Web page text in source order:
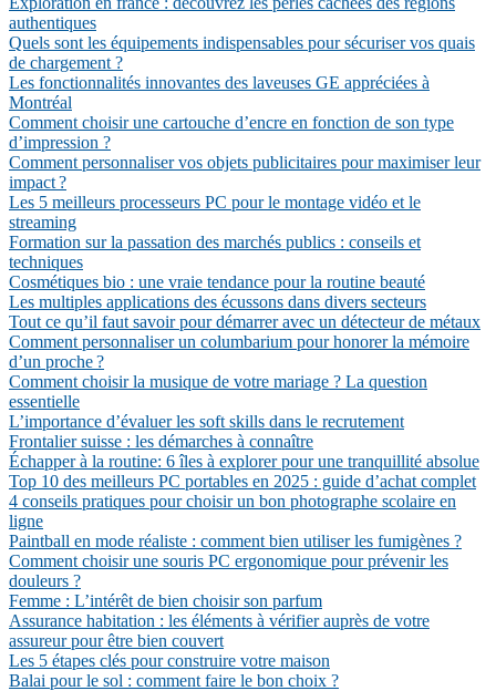
authentiques
Quels sont les équipements indispensables pour sécuriser vos quais
de chargement ?
Les fonctionnalités innovantes des laveuses GE appréciées à
Montréal
Comment choisir une cartouche d’encre en fonction de son type
d’impression ?
Comment personnaliser vos objets publicitaires pour maximiser leur
impact ?
Les 5 meilleurs processeurs PC pour le montage vidéo et le
streaming
Formation sur la passation des marchés publics : conseils et
techniques
Cosmétiques bio : une vraie tendance pour la routine beauté
Les multiples applications des écussons dans divers secteurs
Tout ce qu’il faut savoir pour démarrer avec un détecteur de métaux
Comment personnaliser un columbarium pour honorer la mémoire
d’un proche ?
Comment choisir la musique de votre mariage ? La question
essentielle
L’importance d’évaluer les soft skills dans le recrutement
Frontalier suisse : les démarches à connaître
Échapper à la routine: 6 îles à explorer pour une tranquillité absolue
Top 10 des meilleurs PC portables en 2025 : guide d’achat complet
4 conseils pratiques pour choisir un bon photographe scolaire en
ligne
Paintball en mode réaliste : comment bien utiliser les fumigènes ?
Comment choisir une souris PC ergonomique pour prévenir les
douleurs ?
Femme : L’intérêt de bien choisir son parfum
Assurance habitation : les éléments à vérifier auprès de votre
assureur pour être bien couvert
Les 5 étapes clés pour construire votre maison
Balai pour le sol : comment faire le bon choix ?